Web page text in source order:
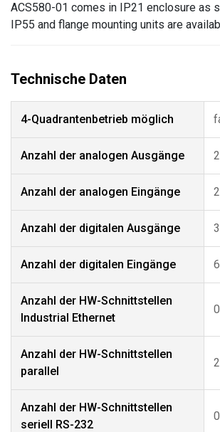
ACS580-01 comes in IP21 enclosure as
IP55 and flange mounting units are
4-Quadrantenbetrieb möglich
Anzahl der analogen Ausgänge 2
Anzahl der analogen Eingänge 2
Anzahl der digitalen Ausgänge 3
Anzahl der digitalen Eingänge 6
Anzahl der HW-Schnittstellen
Industrial Ethernet
0
Anzahl der HW-Schnittstellen
parallel
2
Anzahl der HW-Schnittstellen
seriell RS-232
0